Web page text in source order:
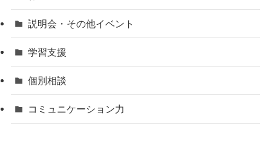
説明会・その他イベント
学習支援
個別相談
コミュニケーション力